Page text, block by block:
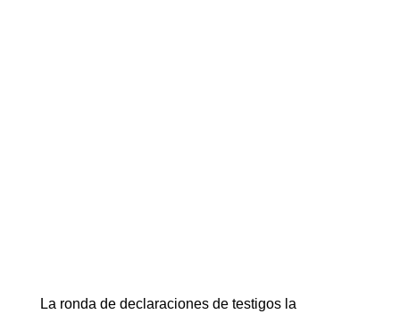
La ronda de declaraciones de testigos la